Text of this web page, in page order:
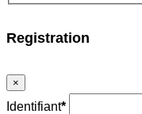
Registration
×
Identifiant*